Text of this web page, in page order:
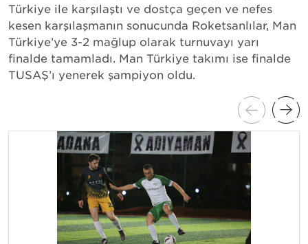
Türkiye ile karşılaştı ve dostça geçen ve nefes
kesen karşılaşmanın sonucunda Roketsanlılar, Man
Türkiye’ye 3-2 mağlup olarak turnuvayı yarı
finalde tamamladı. Man Türkiye takımı ise finalde
TUSAŞ’ı yenerek şampiyon oldu.